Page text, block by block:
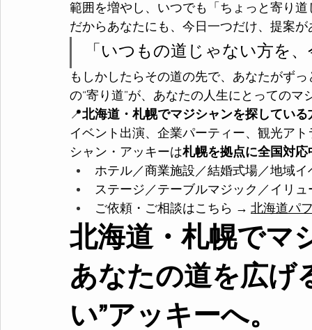
範囲を増やし、いつでも「ちょっと寄り
だからあなたにも、今日一つだけ、提案が
「いつもの道じゃない方を
もしかしたらその道の先で、あなたがず
の“寄り道”が、あなたの人生にとっての
📍北海道・札幌でマジシャンを探している
イベント出演、企業パーティー、観光ア
シャン・アッキーは札幌を拠点に全国対応
ホテル／商業施設／結婚式場／地域イ
ステージ／テーブルマジック／イリ
ご依頼・ご相談はこちら → 北海道パ
北海道・札幌でマ
あなたの道を広げ
い”アッキーへ。